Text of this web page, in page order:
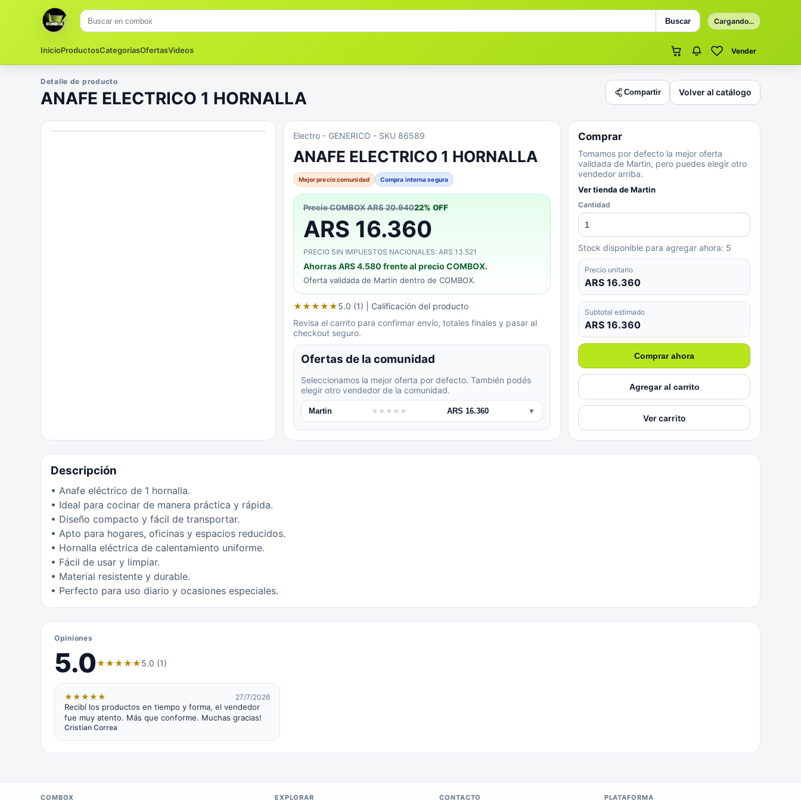
Buscar Cargando...
InicioProductosCategoriasOfertasVideos Vender
Detalle de producto
ANAFE ELECTRICO 1 HORNALLA Compartir Volver al catálogo
Electro- GENERICO - SKU 86589
ANAFE ELECTRICO 1 HORNALLA
Mejor precio comunidad Compra interna segura
Precio COMBOXARS 20.94022% OFF
ARS 16.360
PRECIO SIN IMPUESTOS NACIONALES: ARS 13.521
AhorrasARS 4.580 frente al precio COMBOX.
Oferta validada de Martin dentro de COMBOX.
★★★★★5.0 (1) | Calificación del producto
Revisa el carrito para confirmar envío, totales finales y pasar al
checkout seguro.
Ofertas de la comunidad
Seleccionamos la mejor oferta por defecto. También podés
elegir otro vendedor de la comunidad.
Martin ★ ★ ★ ★ ★ ARS 16.360 ▼
Comprar
Tomamos por defecto la mejor oferta
validada de Martin, pero puedes elegir otro
vendedor arriba.
Ver tienda deMartin
Cantidad
Stock disponible para agregar ahora: 5
Precio unitario
ARS 16.360
Subtotal estimado
ARS 16.360
Comprar ahora
Agregar al carrito
Ver carrito
Descripción
• Anafe eléctrico de 1 hornalla.
• Ideal para cocinar de manera práctica y rápida.
• Diseño compacto y fácil de transportar.
• Apto para hogares, oficinas y espacios reducidos.
• Hornalla eléctrica de calentamiento uniforme.
• Fácil de usar y limpiar.
• Material resistente y durable.
• Perfecto para uso diario y ocasiones especiales.
Opiniones
5.0★★★★★5.0 (1)
★★★★★ 27/7/2026
Recibí los productos en tiempo y forma, el vendedor
fue muy atento. Más que conforme. Muchas gracias!
Cristian Correa
COMBOX EXPLORAR CONTACTO PLATAFORMA